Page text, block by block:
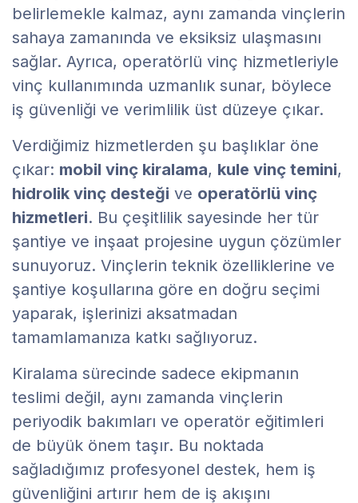
belirlemekle kalmaz, aynı zamanda vinçlerin
sahaya zamanında ve eksiksiz ulaşmasını
sağlar. Ayrıca, operatörlü vinç hizmetleriyle
vinç kullanımında uzmanlık sunar, böylece
iş güvenliği ve verimlilik üst düzeye çıkar.
Verdiğimiz hizmetlerden şu başlıklar öne
çıkar: mobil vinç kiralama, kule vinç temini,
hidrolik vinç desteği ve operatörlü vinç
hizmetleri. Bu çeşitlilik sayesinde her tür
şantiye ve inşaat projesine uygun çözümler
sunuyoruz. Vinçlerin teknik özelliklerine ve
şantiye koşullarına göre en doğru seçimi
yaparak, işlerinizi aksatmadan
tamamlamanıza katkı sağlıyoruz.
Kiralama sürecinde sadece ekipmanın
teslimi değil, aynı zamanda vinçlerin
periyodik bakımları ve operatör eğitimleri
de büyük önem taşır. Bu noktada
sağladığımız profesyonel destek, hem iş
güvenliğini artırır hem de iş akışını